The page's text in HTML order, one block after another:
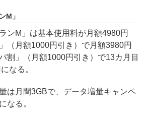
M」
ンM」は基本使用料が月額4980円
（月額1000円引き）で月額3980円
割」（月額1000円引き）で13カ月目
なる。
は月間3GBで、データ増量キャンペ
なる。